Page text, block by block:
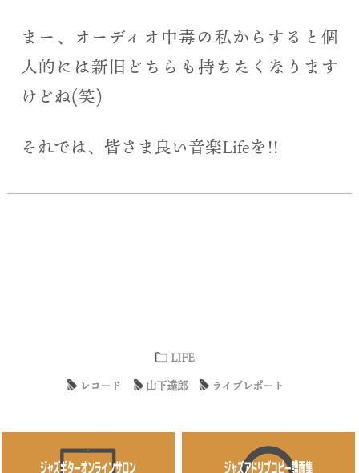
まー、オーディオ中毒の私からすると個
人的には新旧どちらも持ちたくなります
けどね(笑)
それでは、皆さま良い音楽Lifeを!!
LIFE
レコード
山下達郎 ライブレポート